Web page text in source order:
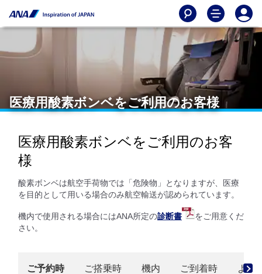
医療用酸素ボンベをご利用のお客様
医療用酸素ボンベをご利用のお客
様
酸素ボンベは航空手荷物では「危険物」となりますが、医療
を目的として用いる場合のみ航空輸送が認められています。
機内で使用される場合にはANA所定の診断書
をご用意くだ
さい。
ご予約時 ご搭乗時 機内 ご到着時 よく